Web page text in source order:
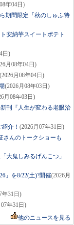
年04日)
期間限定「秋のしゅふ特
安納芋スイートポテト
日)
月08年04日)
(2026月08年04日)
(2026月08年03日)
月08年03日)
刊『人生が変わる老眼治
介！ (2026月07年31日)
さんのトークショーも
大鬼しみるげんこつ」
」を8/22(土)?開催(2026月
年31日)
年31日)
他のニュースを見る